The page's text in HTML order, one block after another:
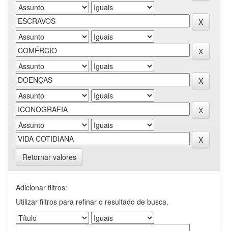
Retornar valores
Adicionar filtros:
Utilizar filtros para refinar o resultado de busca.